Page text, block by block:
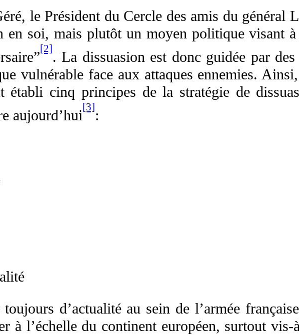
le Président du Cercle des amis du général
en soi, mais plutôt un moyen politique visant
[2]
. La dissuasion est donc guidée par
vulnérable face aux attaques ennemies.
cinq principes de la stratégie de
aujourd’hui
[3]
:
d’actualité au sein de l’armée
à l’échelle du continent européen, surtout vis-